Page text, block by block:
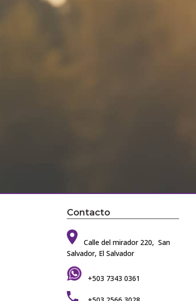
Contacto
Calle del mirador 220, San
Salvador, El Salvador
+503 7343 0361